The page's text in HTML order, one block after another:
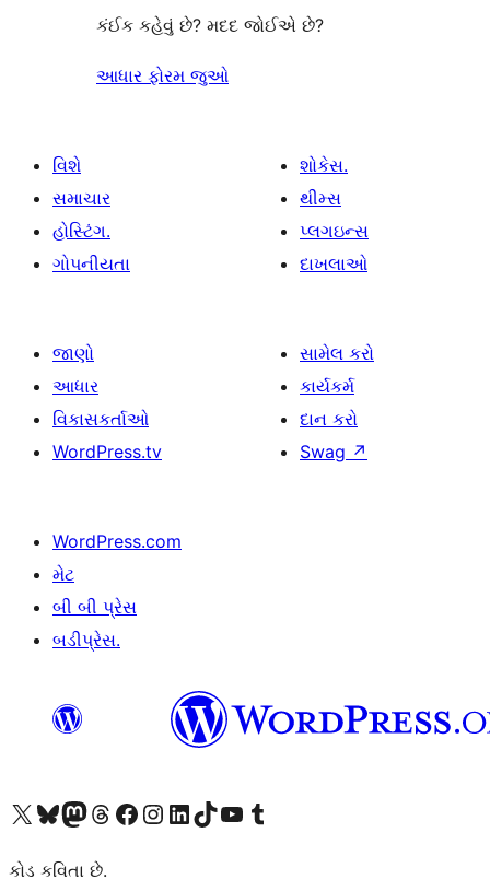
કંઈક કહેવું છે? મદદ જોઈએ છે?
આધાર ફોરમ જુઓ
વિશે
સમાચાર
હોસ્ટિંગ.
ગોપનીયતા
શોકેસ.
થીમ્સ
પ્લગઇન્સ
દાખલાઓ
જાણો
આધાર
વિકાસકર્તાઓ
WordPress.tv
સામેલ કરો
કાર્યકર્મ
દાન કરો
Swag ↗
WordPress.com
મેટ
બી બી પ્રેસ
બડીપ્રેસ.
અમારા X (અગાઉ ટ્વિટર) એકાઉન્ટની મુલાકાત લોઅમારા Bluesky એકાઉન્ટની મુલાકાત લોઅમારા માસ્ટોડોન એકાઉન્ટની મુલાકાત લોઅમારા Threads એકાઉન્ટની મુલાકાત લો અમારા ફેસબુક પેજની મુલાકાત લોઅમારા ઇન્સ્ટાગ્રામ એકાઉન્ટની મુલાકાત લો અમારા LinkedIn એકાઉન્ટની મુલાકાત લોઅમારા TikTok એકાઉન્ટની મુલાકાત લોઅમારી YouTube ચેનલની મુલાકાત લો અમારા Tumblr એકાઉન્ટની મુલાકાત લો
કોડ કવિતા છે.